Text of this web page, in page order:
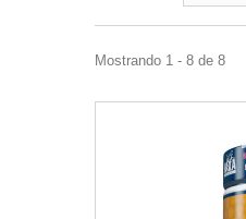
Mostrando 1 - 8 de 8